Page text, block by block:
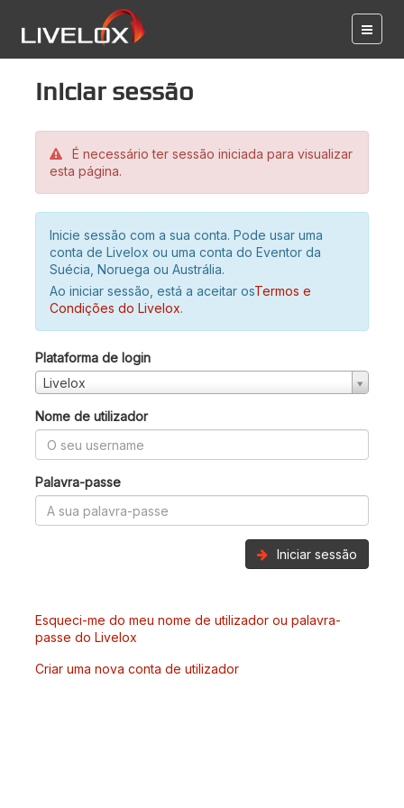
Iniciar sessão
É necessário ter sessão iniciada para visualizar
esta página.
Inicie sessão com a sua conta. Pode usar uma
conta de Livelox ou uma conta do Eventor da
Suécia, Noruega ou Austrália.
Ao iniciar sessão, está a aceitar osTermos e
Condições do Livelox.
Plataforma de login
Livelox
Nome de utilizador
Palavra-passe
Iniciar sessão
Esqueci-me do meu nome de utilizador ou palavra-
passe do Livelox
Criar uma nova conta de utilizador